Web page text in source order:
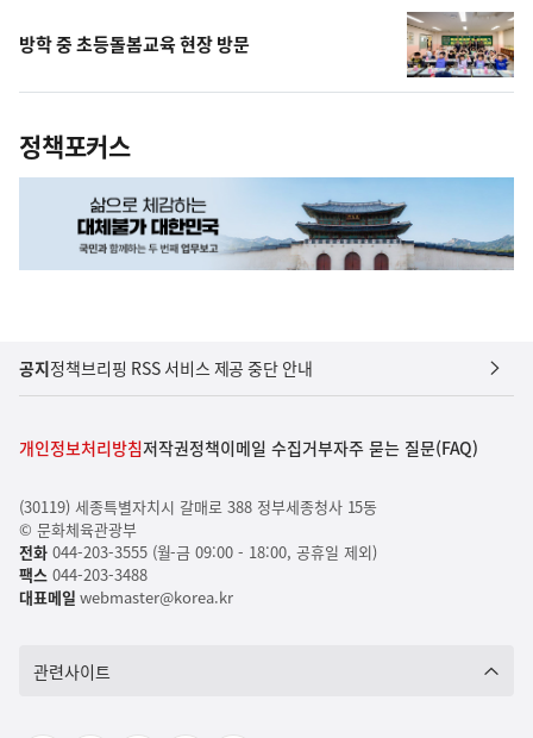
방학 중 초등돌봄교육 현장 방문
정책포커스
공지정책브리핑 RSS 서비스 제공 중단 안내
개인정보처리방침저작권정책이메일 수집거부자주 묻는 질문(FAQ)
(30119) 세종특별자치시 갈매로 388 정부세종청사 15동
© 문화체육관광부
전화044-203-3555 (월-금 09:00 - 18:00, 공휴일 제외)
팩스044-203-3488
대표메일 webmaster@korea.kr
관련사이트